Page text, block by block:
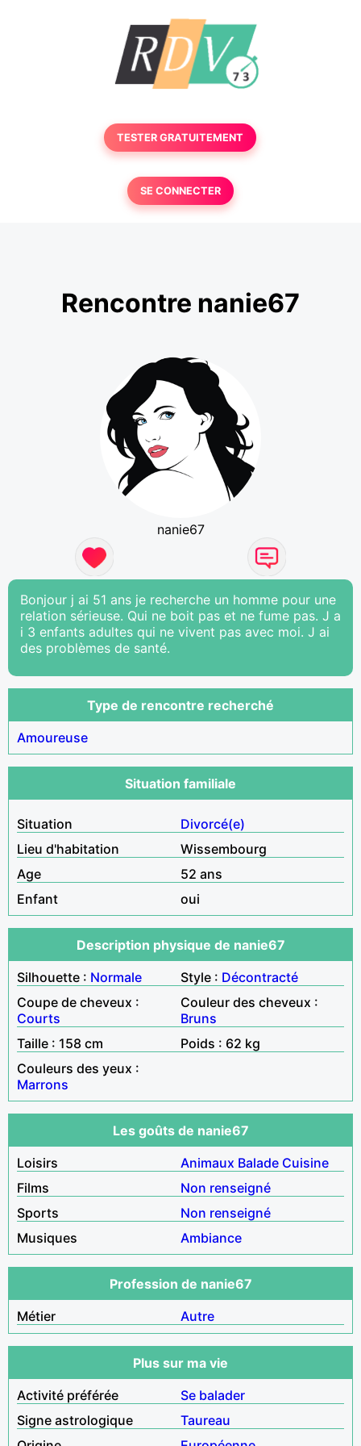
TESTER GRATUITEMENT
SE CONNECTER
Rencontre nanie67
nanie67
Bonjour j ai 51 ans je recherche un homme pour une
relation sérieuse. Qui ne boit pas et ne fume pas. J a
i 3 enfants adultes qui ne vivent pas avec moi. J ai
des problèmes de santé.
Type de rencontre recherché
Amoureuse
Situation familiale
Situation
Divorcé(e)
Lieu d'habitation
Wissembourg
Age
52 ans
Enfant
oui
Description physique de nanie67
Silhouette : Normale Style : Décontracté
Coupe de cheveux :
Courts
Couleur des cheveux :
Bruns
Taille : 158 cm
Poids : 62 kg
Couleurs des yeux :
Marrons
Les goûts de nanie67
Loisirs
Animaux Balade Cuisine
Films
Non renseigné
Sports
Non renseigné
Musiques
Ambiance
Profession de nanie67
Métier
Autre
Plus sur ma vie
Activité préférée
Se balader
Signe astrologique
Taureau